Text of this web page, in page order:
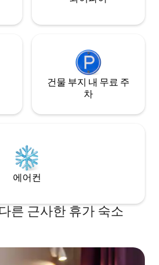
건물 부지 내 무료 주
차
에어컨
른 근사한 휴가 숙소